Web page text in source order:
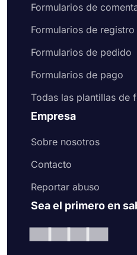
Formularios de
Formularios de registro
Formularios de pedido
Formularios de pago
Todas las plantillas de
Empresa
Sobre nosotros
Contacto
Reportar abuso
Sea el primero en